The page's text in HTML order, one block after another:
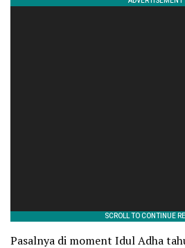
Pasalnya di moment Idul Adha